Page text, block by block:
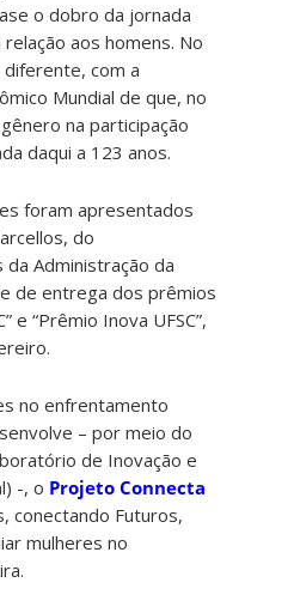
o dobro da jornada
aos homens. No
diferente, com a
Mundial de que, no
na participação
daqui a 123 anos.
foram apresentados
do
Administração da
de entrega dos prêmios
e “Prêmio Inova UFSC”,
no enfrentamento
– por meio do
de Inovação e
-, o Projeto Connecta
conectando Futuros,
mulheres no